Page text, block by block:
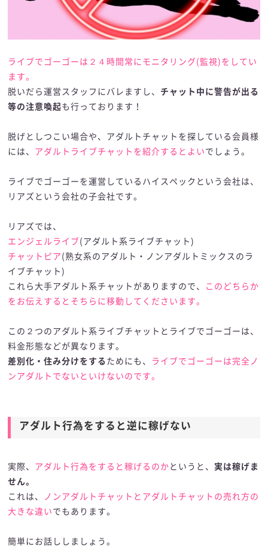
ライブでゴーゴーは２４時間常にモニタリング(監視)をしてい
ます。
脱いだら運営スタッフにバレますし、 チャット中に警告が出る
等の注意喚起も行っております！
脱げとしつこい場合や、アダルトチャットを探している会員様
には、 アダルトライブチャットを紹介するとよい でしょう。
ライブでゴーゴーを運営しているハイスペックという会社は、
リアズという会社の子会社です。
リアズでは、
エンジェルライブ (アダルト系ライブチャット)
チャットピア (熟女系のアダルト・ノンアダルトミックスのラ
イブチャット)
これら大手アダルト系チャットがありますので、
このどちらか
をお伝えするとそちらに移動してくださいます。
この２つのアダルト系ライブチャットとライブでゴーゴーは、
料金形態などが異なります。
差別化・住み分けをする ためにも、
ライブでゴーゴーは完全ノ
ンアダルトでないといけないのです。
アダルト行為をすると逆に稼げない
実際、 アダルト行為をすると稼げるのか というと、 実は稼げま
せん。
これは、
ノンアダルトチャットとアダルトチャットの売れ方の
大きな違い でもあります。
簡単にお話ししましょう。